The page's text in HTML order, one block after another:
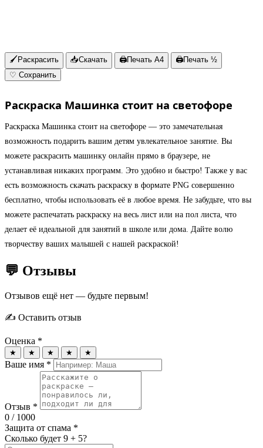
🖌 Раскрасить 📥Скачать 🖨Печать A4 🖨Печать ½
♡ Сохранить
Раскраска Машинка стоит на светофоре
Раскраска Машинка стоит на светофоре — это замечательная
возможность подарить вашим детям увлекательное занятие. Вы
можете раскрасить машинку онлайн прямо в браузере, не
устанавливая никаких программ. Это удобно и быстро! Также у вас
есть возможность скачать раскраску в формате PNG совершенно
бесплатно, чтобы использовать её в любое время. Не забудьте, что вы
можете распечатать раскраску на весь лист или на пол листа, что
делает её идеальной для занятий в школе или дома. Дайте волю
творчеству ваших малышей с нашей раскраской!
💬 Отзывы
Отзывов ещё нет — будьте первым!
✍️ Оставить отзыв
Оценка *
★ ★ ★ ★ ★
Ваше имя *
Отзыв *
0 / 1000
Защита от спама *
Сколько будет 9 + 5?